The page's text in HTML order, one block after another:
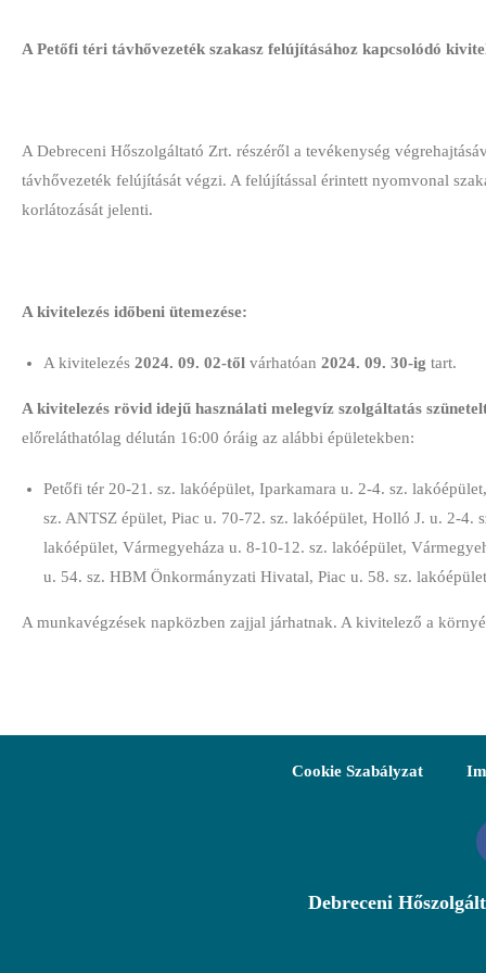
A Petőfi téri távhővezeték szakasz felújításához kapcsolódó
A Debreceni Hőszolgáltató Zrt. részéről a tevékenység
távhővezeték felújítását végzi. A felújítással érintett nyomvonal
korlátozását jelenti.
A kivitelezés időbeni ütemezése:
A kivitelezés 2024. 09. 02-től várhatóan 2024. 09. 30-ig tart.
A kivitelezés rövid idejű használati melegvíz szolgáltatás
előreláthatólag délután 16:00 óráig az alábbi épületekben:
Petőfi tér 20-21. sz. lakóépület, Iparkamara u. 2-4. sz.
sz. ANTSZ épület, Piac u. 70-72. sz. lakóépület, Holló J. u. 2-4.
lakóépület, Vármegyeháza u. 8-10-12. sz. lakóépület,
u. 54. sz. HBM Önkormányzati Hivatal, Piac u. 58. sz. lakóépület
A munkavégzések napközben zajjal járhatnak. A kivitelező a
Cookie Szabályzat
Debreceni